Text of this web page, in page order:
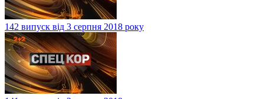
142 випуск від 3 серпня 2018 року